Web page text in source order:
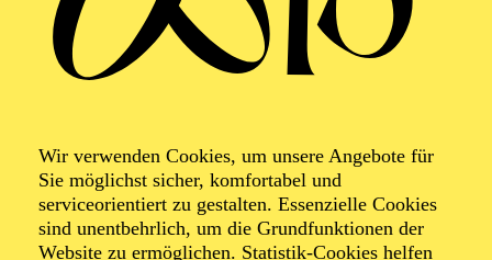
Wir verwenden Cookies, um unsere Angebote für
Sie möglichst sicher, komfortabel und
serviceorientiert zu gestalten. Essenzielle Cookies
sind unentbehrlich, um die Grundfunktionen der
Website zu ermöglichen. Statistik-Cookies helfen
Pinocchio
von Henner Kallmeyer nach Carlo Collodi